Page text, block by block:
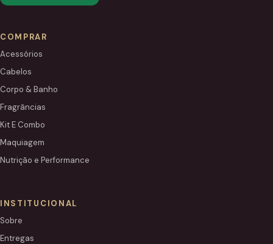
COMPRAR
Acessórios
Cabelos
Corpo & Banho
Fragrâncias
Kit E Combo
Maquiagem
Nutrição e Performance
INSTITUCIONAL
Sobre
Entregas